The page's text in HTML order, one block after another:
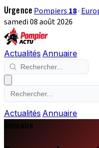
Urgence Pompiers 18·
samedi 08 août 2026
Actualités Annuaire
Actualités Annuaire
Annuaire